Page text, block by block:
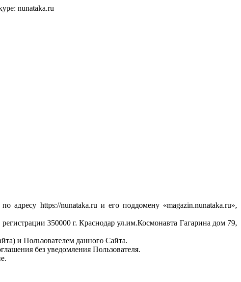
nunataka.ru
адресу https://nunataka.ru и его поддомену «magazin.nunataka.ru»,
350000 г. Краснодар ул.им.Космонавта Гагарина дом 79,
и Пользователем данного Сайта.
без уведомления Пользователя.